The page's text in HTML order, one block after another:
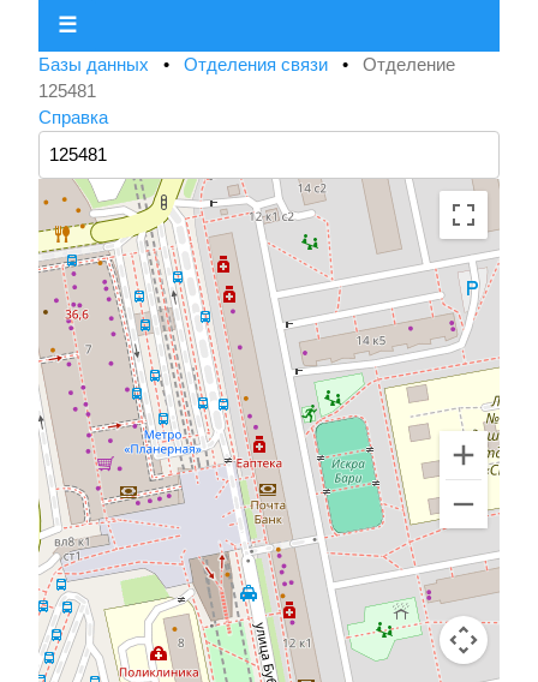
☰
Базы данных • Отделения связи • Отделение
125481
Справка